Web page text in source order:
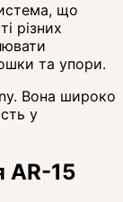
що
різних
та упори.
Вона широко
у
AR-15